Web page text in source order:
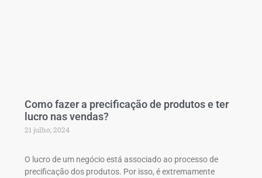
Como fazer a precificação de produtos e ter
lucro nas vendas?
21 julho, 2024
O lucro de um negócio está associado ao processo de
precificação dos produtos. Por isso, é extremamente